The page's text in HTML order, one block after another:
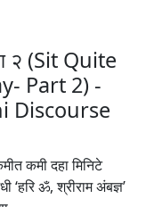
२ (Sit Quite
Part 2) -
Discourse
कमी दहा मिनिटे
ॐ, श्रीराम अंबज्ञ’